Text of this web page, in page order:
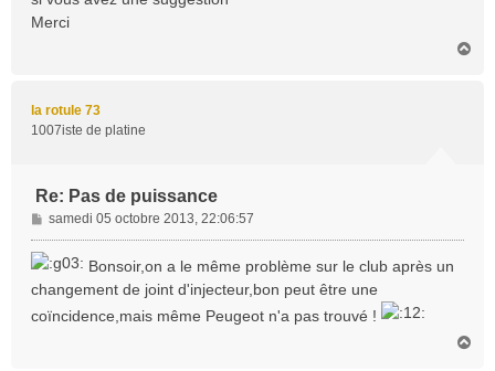
Merci
la rotule 73
1007iste de platine
Re: Pas de puissance
M
e
s
a
g
samedi 05 octobre 2013, 22:06:57
Bonsoir,on a le même problème sur le club après un
changement de joint d'injecteur,bon peut être une
coïncidence,mais même Peugeot n'a pas trouvé !